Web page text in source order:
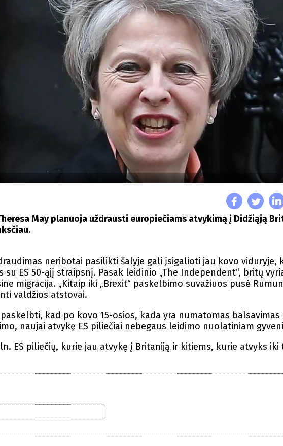
May planuoja uždrausti europiečiams atvykimą į Didžiąją
neribotai pasilikti šalyje gali įsigalioti jau kovo viduryje,
ES 50-ąjį straipsnį. Pasak leidinio „The Independent“, britų
migracija. „Kitaip iki „Brexit“ paskelbimo suvažiuos pusė
valdžios atstovai.
kad po kovo 15-osios, kada yra numatomas
naujai atvykę ES piliečiai nebegaus leidimo nuolatiniam
ES piliečių, kurie jau atvykę į Britaniją ir kitiems, kurie atvyks iki